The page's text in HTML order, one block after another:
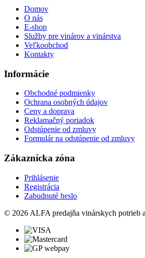
Domov
O nás
E-shop
Služby pre vinárov a vinárstva
Veľkoobchod
Kontakty
Informácie
Obchodné podmienky
Ochrana osobných údajov
Ceny a doprava
Reklamačný poriadok
Odstúpenie od zmluvy
Formulár na odstúpenie od zmluvy
Zákaznícka zóna
Prihlásenie
Registrácia
Zabudnuté heslo
© 2026 ALFA predajňa vinárskych potrieb